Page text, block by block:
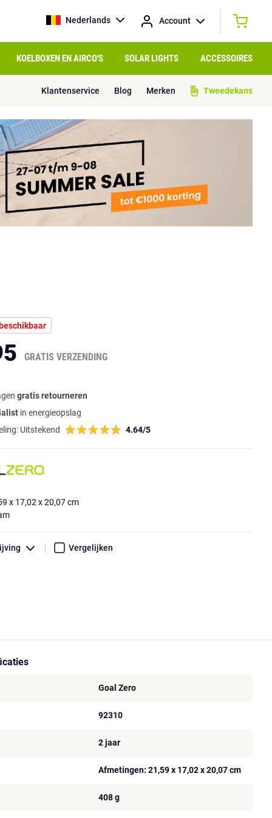
Nederlands Account
KOELBOXEN EN AIRCO'S SOLAR LIGHTS ACCESSOIRES
Klantenservice Blog Merken Tweedekans
GRATIS VERZENDING
gratis retourneren
in energieopslag
Uitstekend 4.64/5
x 17,02 x 20,07 cm
Vergelijken
Goal Zero
92310
2 jaar
Afmetingen: 21,59 x 17,02 x 20,07 cm
408 g